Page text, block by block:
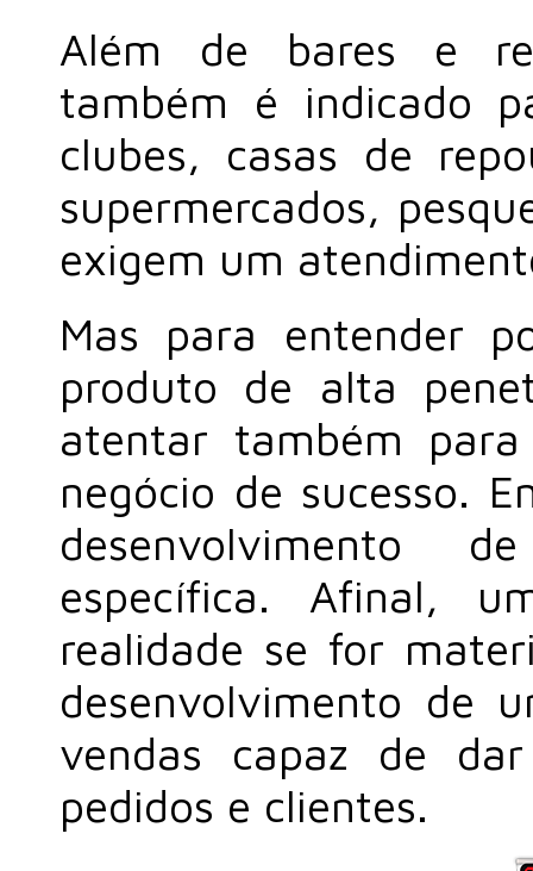
Além de bares e
também é indicado
clubes, casas de
supermercados,
exigem um
Mas para entender
produto de alta
atentar também
negócio de sucesso.
desenvolvimento
específica. Afinal,
realidade se for
desenvolvimento de
vendas capaz de
pedidos e clientes.